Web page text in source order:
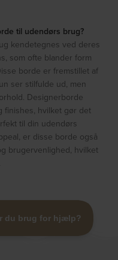
til udendørs brug?
kendetegnes ved deres
som ofte blander form
borde er fremstillet af
ser stilfulde ud, men
Designerborde
finishes, hvilket gør det
til din udendørs
er disse borde også
brugervenlighed, hvilket